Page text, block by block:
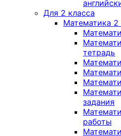
Для 2 класса
Математика 2
тетрадь
задания
работы